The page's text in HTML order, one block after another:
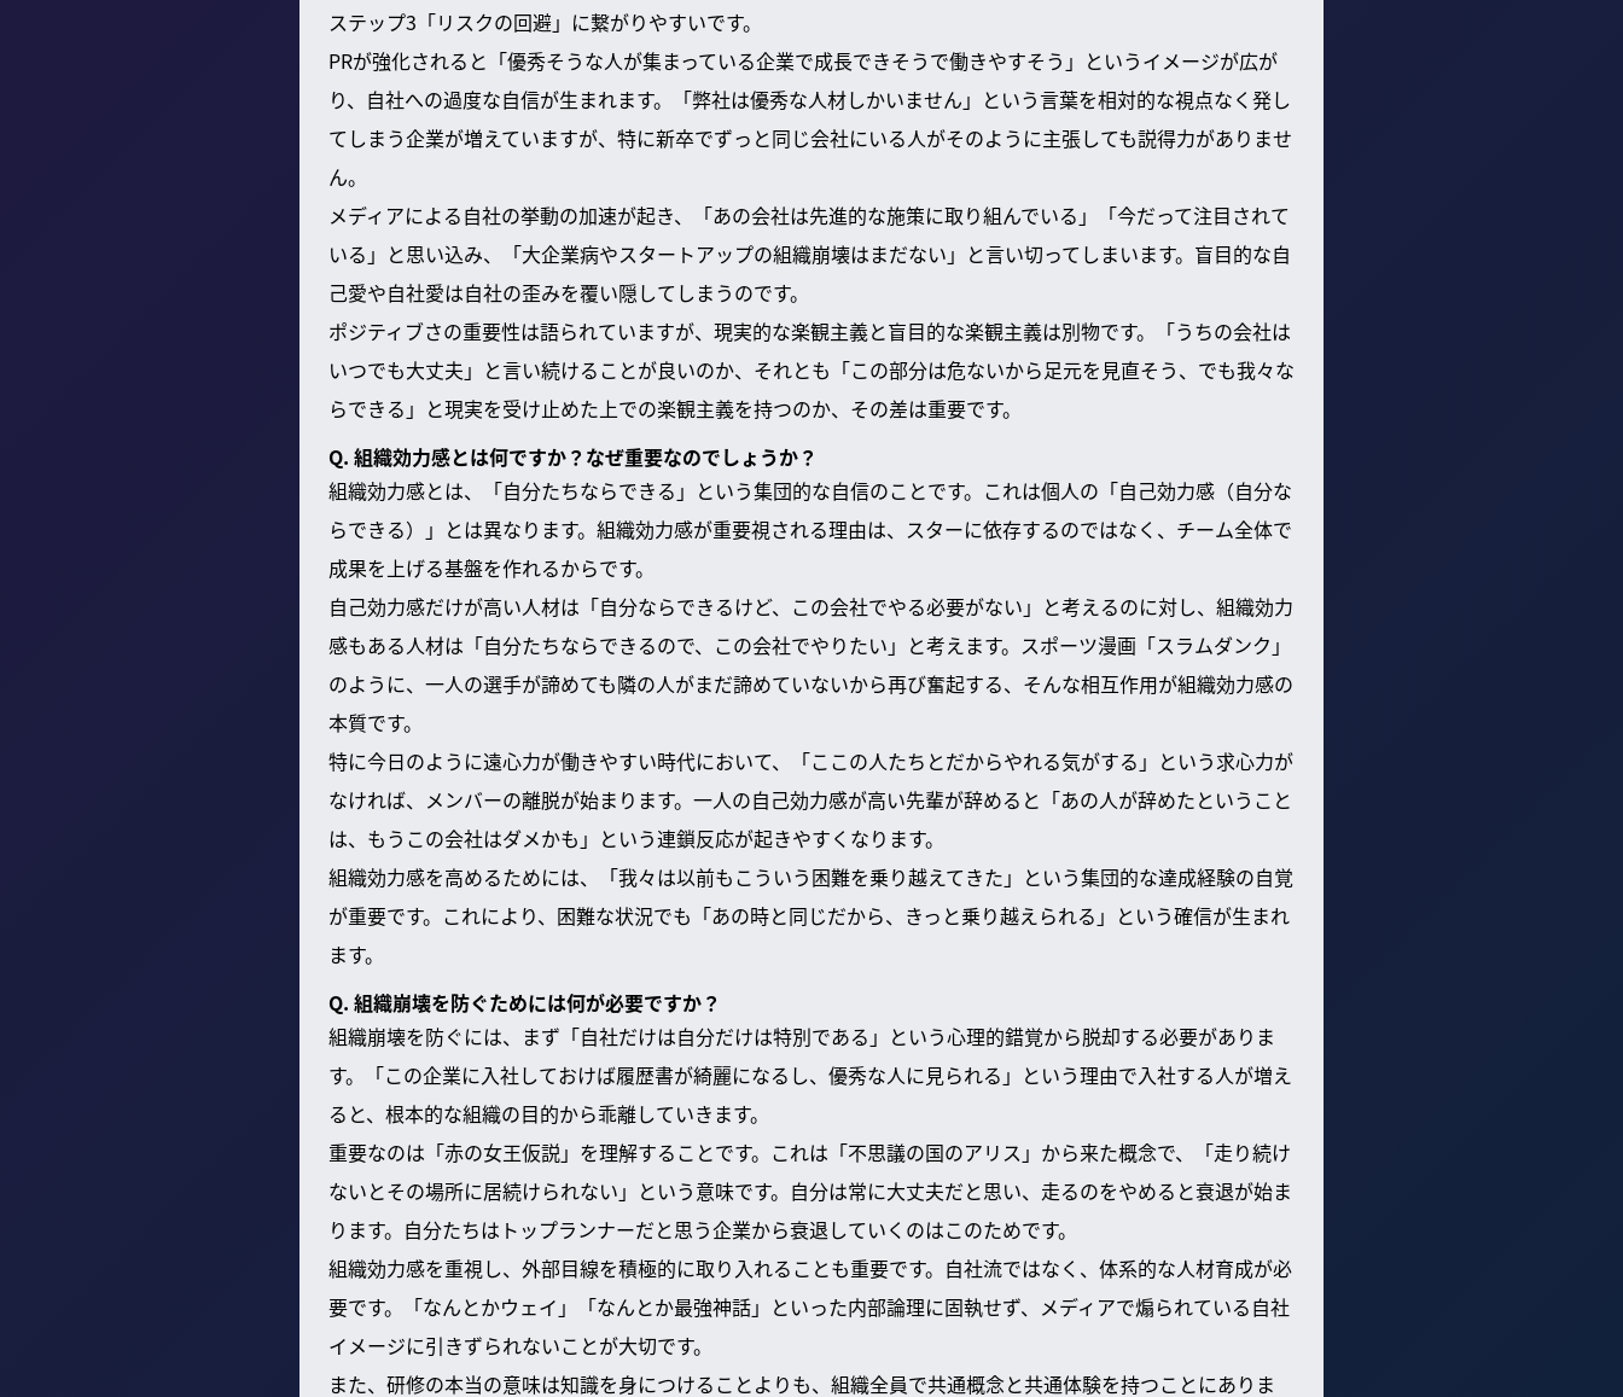
ステップ3「リスクの回避」に繋がりやすいです。
PRが強化されると「優秀そうな人が集まっている企業で成長できそうで働きやすそう」というイメージが広が
り、自社への過度な自信が生まれます。「弊社は優秀な人材しかいません」という言葉を相対的な視点なく発し
てしまう企業が増えていますが、特に新卒でずっと同じ会社にいる人がそのように主張しても説得力がありませ
ん。
メディアによる自社の挙動の加速が起き、「あの会社は先進的な施策に取り組んでいる」「今だって注目されて
いる」と思い込み、「大企業病やスタートアップの組織崩壊はまだない」と言い切ってしまいます。盲目的な自
己愛や自社愛は自社の歪みを覆い隠してしまうのです。
ポジティブさの重要性は語られていますが、現実的な楽観主義と盲目的な楽観主義は別物です。「うちの会社は
いつでも大丈夫」と言い続けることが良いのか、それとも「この部分は危ないから足元を見直そう、でも我々な
らできる」と現実を受け止めた上での楽観主義を持つのか、その差は重要です。
Q. 組織効力感とは何ですか？なぜ重要なのでしょうか？
組織効力感とは、「自分たちならできる」という集団的な自信のことです。これは個人の「自己効力感（自分な
らできる）」とは異なります。組織効力感が重要視される理由は、スターに依存するのではなく、チーム全体で
成果を上げる基盤を作れるからです。
自己効力感だけが高い人材は「自分ならできるけど、この会社でやる必要がない」と考えるのに対し、組織効力
感もある人材は「自分たちならできるので、この会社でやりたい」と考えます。スポーツ漫画「スラムダンク」
のように、一人の選手が諦めても隣の人がまだ諦めていないから再び奮起する、そんな相互作用が組織効力感の
本質です。
特に今日のように遠心力が働きやすい時代において、「ここの人たちとだからやれる気がする」という求心力が
なければ、メンバーの離脱が始まります。一人の自己効力感が高い先輩が辞めると「あの人が辞めたということ
は、もうこの会社はダメかも」という連鎖反応が起きやすくなります。
組織効力感を高めるためには、「我々は以前もこういう困難を乗り越えてきた」という集団的な達成経験の自覚
が重要です。これにより、困難な状況でも「あの時と同じだから、きっと乗り越えられる」という確信が生まれ
ます。
Q. 組織崩壊を防ぐためには何が必要ですか？
組織崩壊を防ぐには、まず「自社だけは自分だけは特別である」という心理的錯覚から脱却する必要がありま
す。「この企業に入社しておけば履歴書が綺麗になるし、優秀な人に見られる」という理由で入社する人が増え
ると、根本的な組織の目的から乖離していきます。
重要なのは「赤の女王仮説」を理解することです。これは「不思議の国のアリス」から来た概念で、「走り続け
ないとその場所に居続けられない」という意味です。自分は常に大丈夫だと思い、走るのをやめると衰退が始ま
ります。自分たちはトップランナーだと思う企業から衰退していくのはこのためです。
組織効力感を重視し、外部目線を積極的に取り入れることも重要です。自社流ではなく、体系的な人材育成が必
要です。「なんとかウェイ」「なんとか最強神話」といった内部論理に固執せず、メディアで煽られている自社
イメージに引きずられないことが大切です。
また、研修の本当の意味は知識を身につけることよりも、組織全員で共通概念と共通体験を持つことにありま